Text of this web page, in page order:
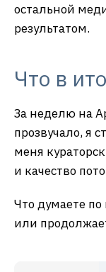
остальной
результатом.
Что в
За неделю на
прозвучало, я
меня
и качество
Что думаете
или